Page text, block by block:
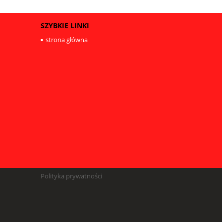
SZYBKIE LINKI
strona główna
Polityka prywatności